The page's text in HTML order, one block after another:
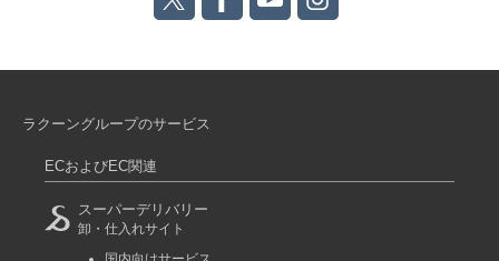
ラクーングループのサービス
ECおよびEC関連
スーパーデリバリー
卸・仕入れサイト